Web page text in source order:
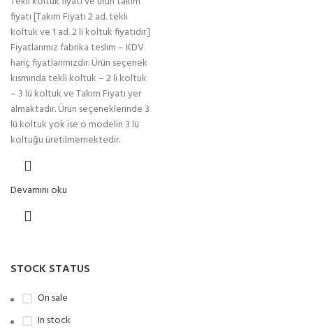
STOCK STATUS
On sale
In stock
fiyatı [Takım Fiyatı 2 ad. tekli
koltuk ve 1 ad. 2 li koltuk fiyatıdır.]
Fiyatlarımız fabrika teslim – KDV
hariç fiyatlarımızdır. Ürün seçenek
kısmında tekli koltuk – 2 li koltuk
– 3 lü koltuk ve Takım Fiyatı yer
almaktadır. Ürün seçeneklerinde 3
lü koltuk yok ise o modelin 3 lü
koltuğu üretilmemektedir.
Devamını oku